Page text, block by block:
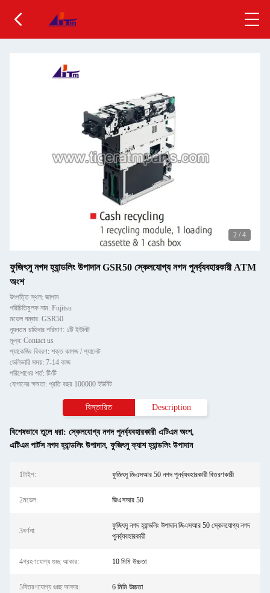
2 / 4
ফুজিৎসু নগদ হ্যান্ডলিং উপাদান GSR50 স্কেলযোগ্য নগদ পুনর্ব্যবহারকারী ATM
অংশ
উৎপত্তি স্থল: জাপান
পরিচিতিমুলক নাম: Fujitsu
মডেল নম্বার: GSR50
ন্যূনতম চাহিদার পরিমাণ: ১টি ইউনিট
মূল্য: Contact us
প্যাকেজিং বিবরণ: শক্ত কাগজ / প্যালেট
ডেলিভারি সময়: 7-14 কাজ
পরিশোধের শর্ত: টি/টি
যোগানের ক্ষমতা: প্রতি বছর 100000 ইউনিট
বিস্তারিত Description
বিশেষভাবে তুলে ধরা: স্কেলযোগ্য নগদ পুনর্ব্যবহারকারী এটিএম অংশ,
এটিএম পার্টস নগদ হ্যান্ডলিং উপাদান, ফুজিৎসু ক্যাশ হ্যান্ডলিং উপাদান
1টাইপ: ফুজিৎসু জিএসআর 50 নগদ পুনর্ব্যবহারকারী বিতরণকারী
2মডেল: জিএসআর 50
3বর্ণনা:
ফুজিৎসু নগদ হ্যান্ডলিং উপাদান জিএসআর 50 স্কেলযোগ্য নগদ
পুনর্ব্যবহারকারী
4গ্রহণযোগ্য গুচ্ছ আকার: 10 মিমি উচ্চতা
5বিতরণযোগ্য গুচ্ছ আকার: 6 মিমি উচ্চতা